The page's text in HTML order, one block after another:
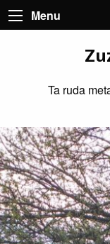
Menu
Ta ruda